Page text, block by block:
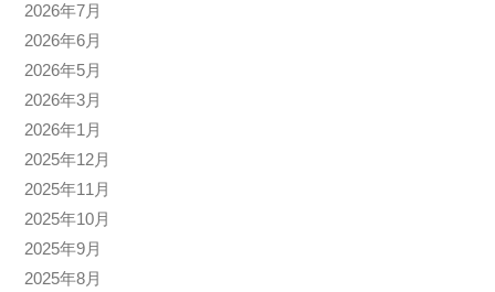
2026年7月
2026年6月
2026年5月
2026年3月
2026年1月
2025年12月
2025年11月
2025年10月
2025年9月
2025年8月